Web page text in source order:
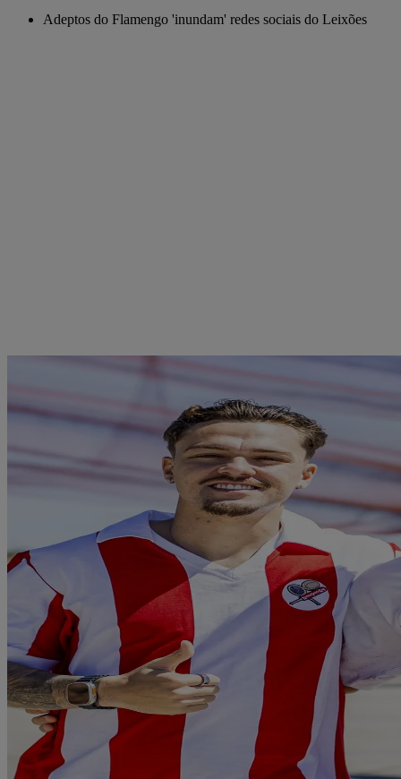
Adeptos do Flamengo 'inundam' redes sociais do Leixões